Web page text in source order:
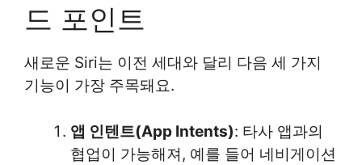
드 포인트
새로운 Siri는 이전 세대와 달리 다음 세 가지
기능이 가장 주목돼요.
앱 인텐트(App Intents): 타사 앱과의
협업이 가능해져, 예를 들어 네비게이션